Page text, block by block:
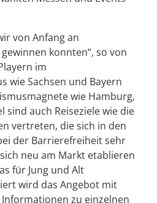
von Anfang an
konnten“, so von
im
wie Sachsen und Bayern
wie Hamburg,
sind auch Reiseziele wie die
vertreten, die sich in den
der Barrierefreiheit sehr
neu am Markt etablieren
für Jung und Alt
wird das Angebot mit
zu einzelnen